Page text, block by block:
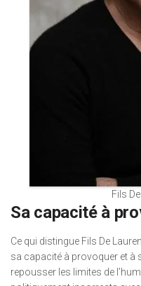
Fils
Sa capacité à
Ce qui distingue Fils De
sa capacité à provoquer et à
repousser les limites de